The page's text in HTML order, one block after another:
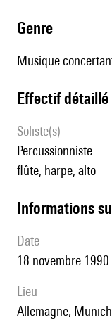
genre
Musique
effectif détaillé
Soliste(s)
percussionniste
flûte, harpe, alto
informations
date
18 novembre 1990
lieu
Allemagne,